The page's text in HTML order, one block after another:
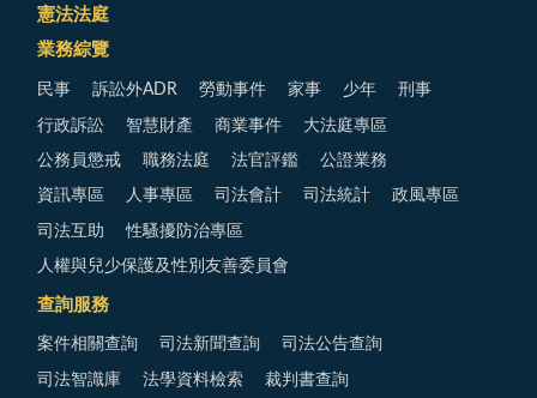
憲法法庭
業務綜覽
民事 訴訟外ADR 勞動事件 家事 少年 刑事
行政訴訟 智慧財產 商業事件 大法庭專區
公務員懲戒 職務法庭 法官評鑑 公證業務
資訊專區 人事專區 司法會計 司法統計 政風專區
司法互助 性騷擾防治專區
人權與兒少保護及性別友善委員會
查詢服務
案件相關查詢 司法新聞查詢 司法公告查詢
司法智識庫 法學資料檢索 裁判書查詢